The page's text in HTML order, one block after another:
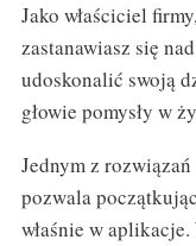
Jako właściciel
zastanawiasz się
udoskonalić swoją
głowie pomysły w
Jednym z rozwiązań
pozwala
właśnie w